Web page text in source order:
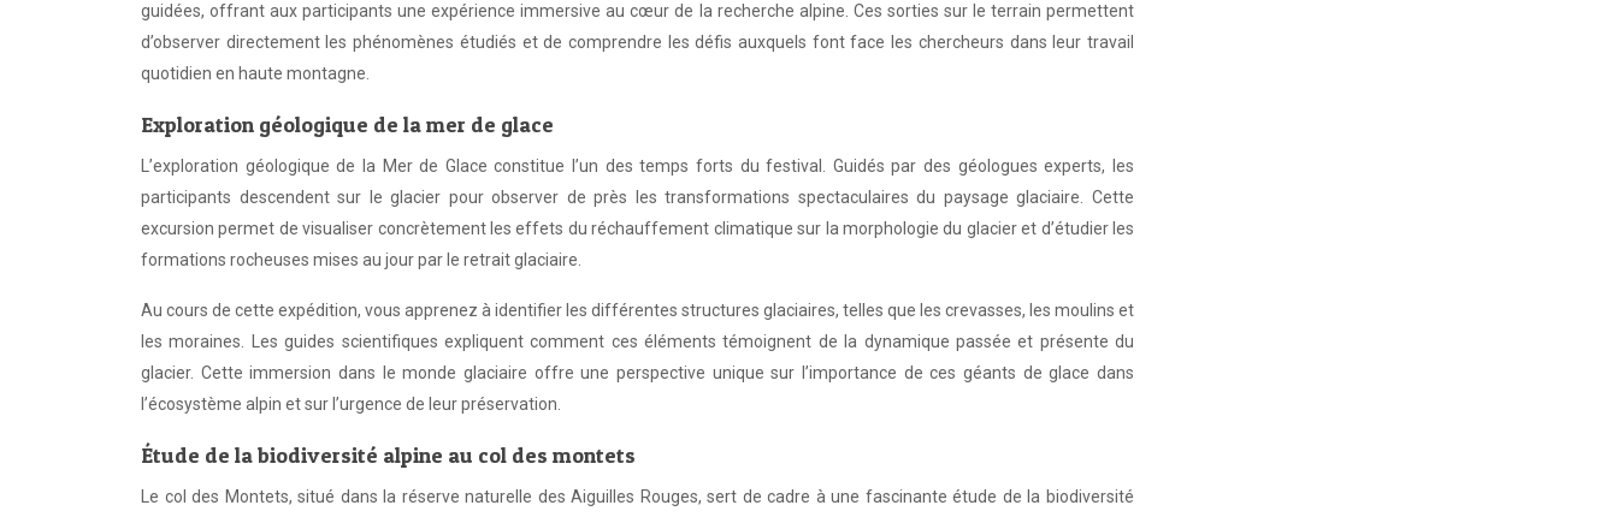
guidées, offrant aux participants une expérience immersive au cœur de la recherche alpine. Ces sorties sur le terrain permettent
d’observer directement les phénomènes étudiés et de comprendre les défis auxquels font face les chercheurs dans leur travail
quotidien en haute montagne.
Exploration géologique de la mer de glace
L’exploration géologique de la Mer de Glace constitue l’un des temps forts du festival. Guidés par des géologues experts, les
participants descendent sur le glacier pour observer de près les transformations spectaculaires du paysage glaciaire. Cette
excursion permet de visualiser concrètement les effets du réchauffement climatique sur la morphologie du glacier et d’étudier les
formations rocheuses mises au jour par le retrait glaciaire.
Au cours de cette expédition, vous apprenez à identifier les différentes structures glaciaires, telles que les crevasses, les moulins et
les moraines. Les guides scientifiques expliquent comment ces éléments témoignent de la dynamique passée et présente du
glacier. Cette immersion dans le monde glaciaire offre une perspective unique sur l’importance de ces géants de glace dans
l’écosystème alpin et sur l’urgence de leur préservation.
Étude de la biodiversité alpine au col des montets
Le col des Montets, situé dans la réserve naturelle des Aiguilles Rouges, sert de cadre à une fascinante étude de la biodiversité